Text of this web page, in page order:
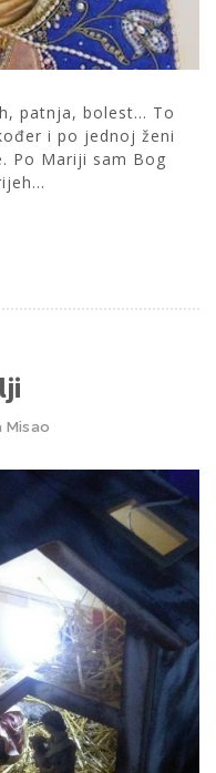
patnja, bolest… To
i po jednoj ženi
Po Mariji sam Bog
Misao